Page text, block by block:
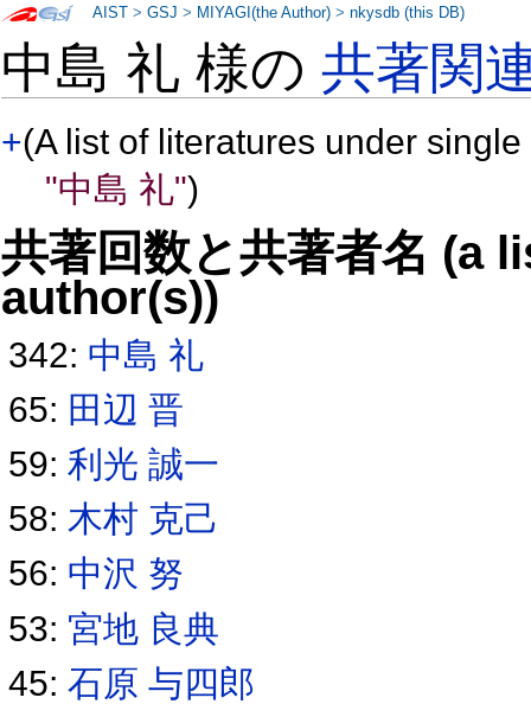
中島 礼 様の共著関
+(A list of literatures under
"中島 礼")
共著回数と共著者名 (a
author(s))
342: 中島 礼
65: 田辺 晋
59:利光 誠一
58:木村 克己
56: 中沢 努
53: 宮地 良典
45:石原 与四郎
AIST >GSJ > MIYAGI(the Author) >nkysdb (this DB)